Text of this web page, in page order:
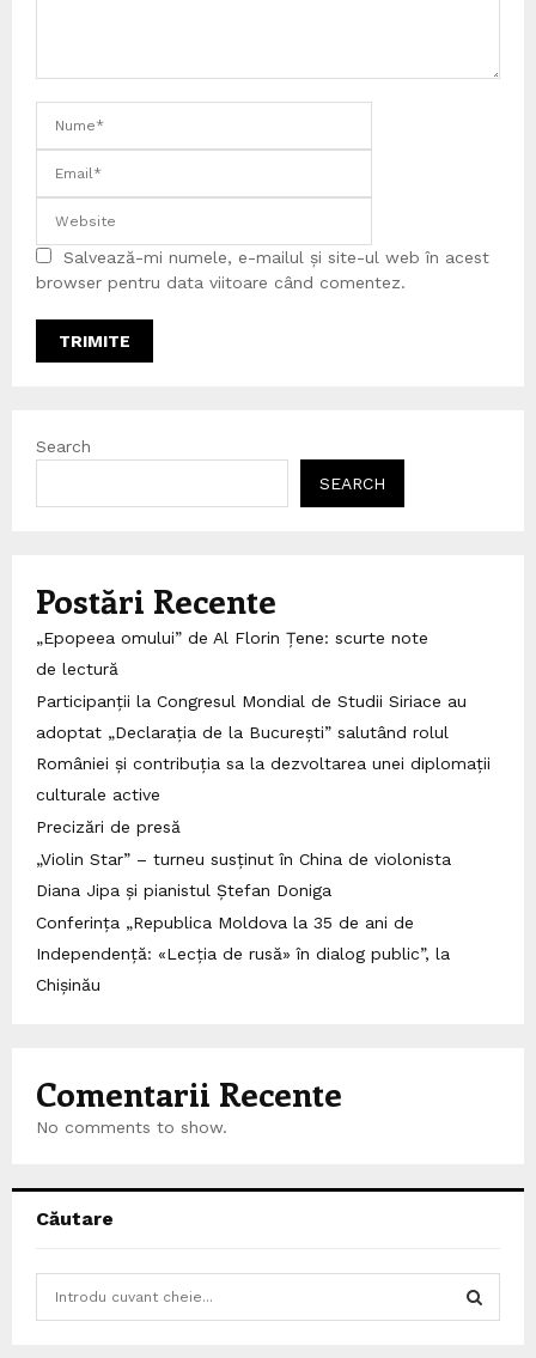
Salvează-mi numele, e-mailul și site-ul web în acest
browser pentru data viitoare când comentez.
Search
SEARCH
Postări Recente
„Epopeea omului” de Al Florin Țene: scurte note
de lectură
Participanții la Congresul Mondial de Studii Siriace au
adoptat „Declarația de la București” salutând rolul
României și contribuția sa la dezvoltarea unei diplomații
culturale active
Precizări de presă
„Violin Star” – turneu susținut în China de violonista
Diana Jipa și pianistul Ștefan Doniga
Conferința „Republica Moldova la 35 de ani de
Independență: «Lecția de rusă» în dialog public”, la
Chișinău
Comentarii Recente
No comments to show.
Căutare